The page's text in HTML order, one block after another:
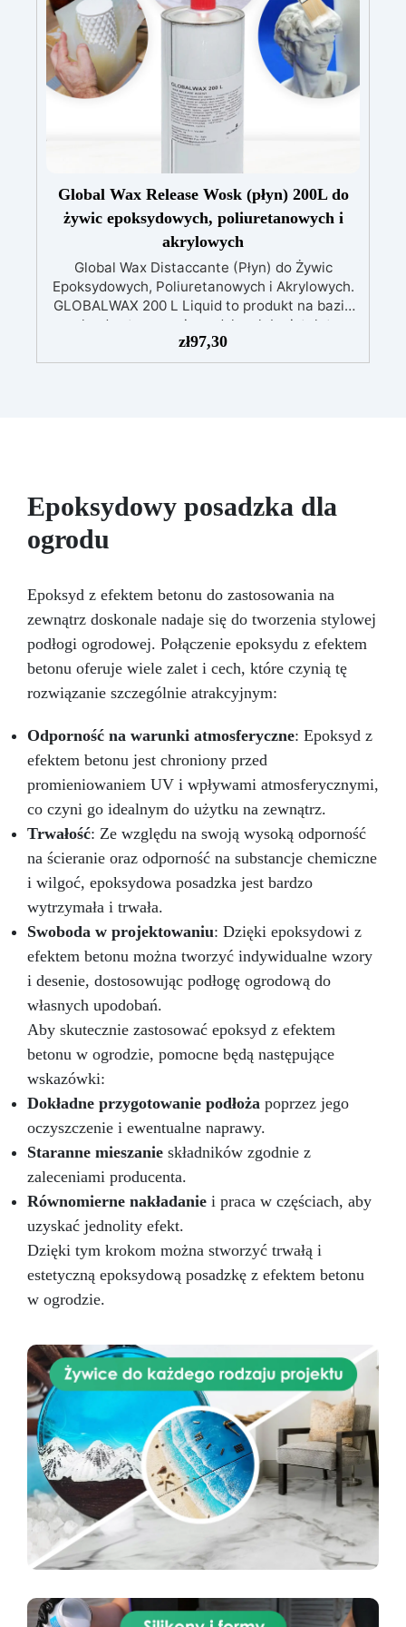
błyszczącą i lśniącą powierzchnię
Global Wax Release Wosk (płyn) 200L do
żywic epoksydowych, poliuretanowych i
akrylowych
Global Wax Distaccante (Płyn) do Żywic
Epoksydowych, Poliuretanowych i Akrylowych.
GLOBALWAX 200 L Liquid to produkt na bazie
wosku do stosowania pędzlem lub pistoletem
natryskowym. Odporny do +180 °C. Środek
distaccante Global-Wax (Płyn) tworzy warstwę
drewnie, metalu, plastiku, a nawet tekturze,
tworząc w zaledwie kilka minut powierzchnię
idealnie nieprzywierającą, na której można
odlewać żywicę lub inne związki. STOSOWANIE
LUB URZĄDZEŃ ZWIĘKSZAJĄCYCH
TEMPERATURĘ (NA PRZYKŁAD PODCZAS
USUWANIA PĘCHERZY Z ŻYWICY LUB
PRZYSPIESZANIA CZASÓW KATALIZY) JEST
SZCZEGÓLNIE NIEZALECANE. Sposób aplikacji –
pędzel lub pistolet natryskowy Kolor: – biały
Opakowanie: 1000 ml
zł97,30
Epoksydowy posadzka dla
ogrodu
Epoksyd z efektem betonu do zastosowania na
zewnątrz doskonale nadaje się do tworzenia stylowej
podłogi ogrodowej. Połączenie epoksydu z efektem
betonu oferuje wiele zalet i cech, które czynią tę
rozwiązanie szczególnie atrakcyjnym:
Odporność na warunki atmosferyczne: Epoksyd z
efektem betonu jest chroniony przed
promieniowaniem UV i wpływami atmosferycznymi,
co czyni go idealnym do użytku na zewnątrz.
Trwałość: Ze względu na swoją wysoką odporność
na ścieranie oraz odporność na substancje chemiczne
i wilgoć, epoksydowa posadzka jest bardzo
wytrzymała i trwała.
Swoboda w projektowaniu: Dzięki epoksydowi z
efektem betonu można tworzyć indywidualne wzory
i desenie, dostosowując podłogę ogrodową do
własnych upodobań.
Aby skutecznie zastosować epoksyd z efektem
betonu w ogrodzie, pomocne będą następujące
wskazówki:
Dokładne przygotowanie podłoża poprzez jego
oczyszczenie i ewentualne naprawy.
Staranne mieszanie składników zgodnie z
zaleceniami producenta.
Równomierne nakładanie i praca w częściach, aby
uzyskać jednolity efekt.
Dzięki tym krokom można stworzyć trwałą i
estetyczną epoksydową posadzkę z efektem betonu
w ogrodzie.